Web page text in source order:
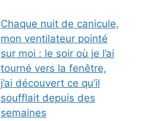
Chaque nuit de canicule,
mon ventilateur pointé
sur moi : le soir où je l’ai
tourné vers la fenêtre,
j’ai découvert ce qu’il
soufflait depuis des
semaines